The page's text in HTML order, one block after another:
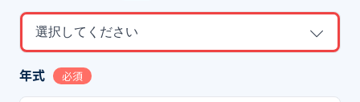
選択してください
年式 必須